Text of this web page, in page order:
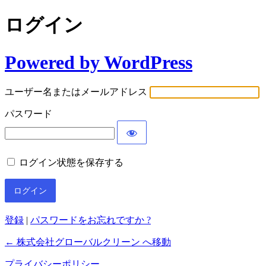
ログイン
Powered by WordPress
ユーザー名またはメールアドレス
パスワード
ログイン状態を保存する
登録 | パスワードをお忘れですか ?
← 株式会社グローバルクリーン へ移動